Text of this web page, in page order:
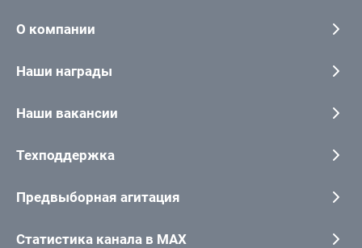
О компании
Наши награды
Наши вакансии
Техподдержка
Предвыборная агитация
Статистика канала в MAX